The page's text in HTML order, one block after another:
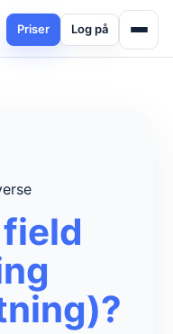
Priser Log på